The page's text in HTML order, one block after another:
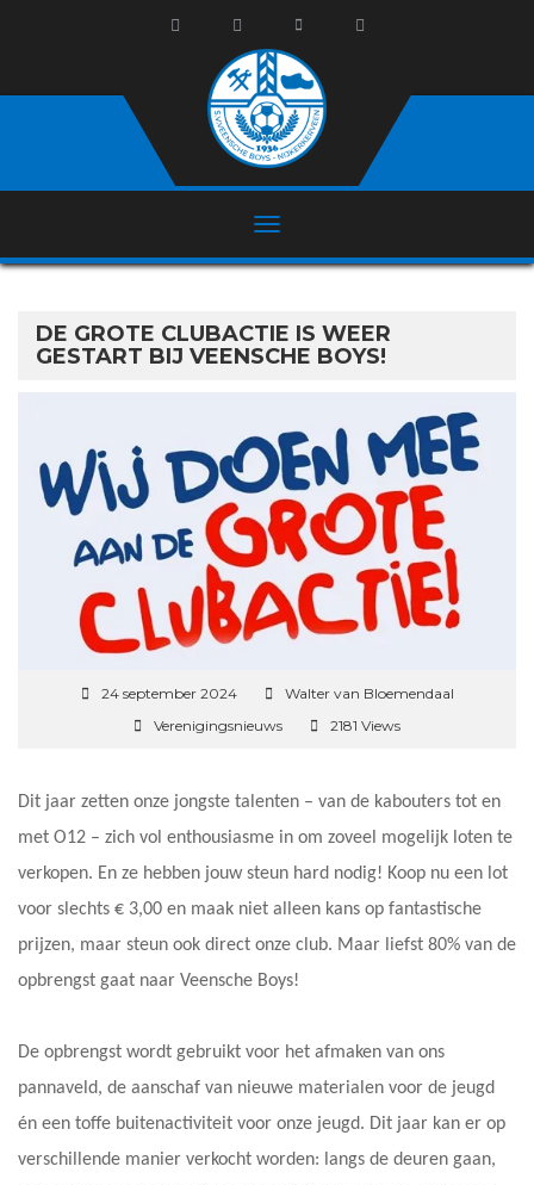
DE GROTE CLUBACTIE IS WEER
GESTART BIJ VEENSCHE BOYS!
24 september 2024
Walter van Bloemendaal
Verenigingsnieuws
2181 Views
Dit jaar zetten onze jongste talenten – van de kabouters tot en
met O12 – zich vol enthousiasme in om zoveel mogelijk loten te
verkopen. En ze hebben jouw steun hard nodig! Koop nu een lot
voor slechts € 3,00 en maak niet alleen kans op fantastische
prijzen, maar steun ook direct onze club. Maar liefst 80% van de
opbrengst gaat naar Veensche Boys!
De opbrengst wordt gebruikt voor het afmaken van ons
pannaveld, de aanschaf van nieuwe materialen voor de jeugd
én een toffe buitenactiviteit voor onze jeugd. Dit jaar kan er op
verschillende manier verkocht worden: langs de deuren gaan,